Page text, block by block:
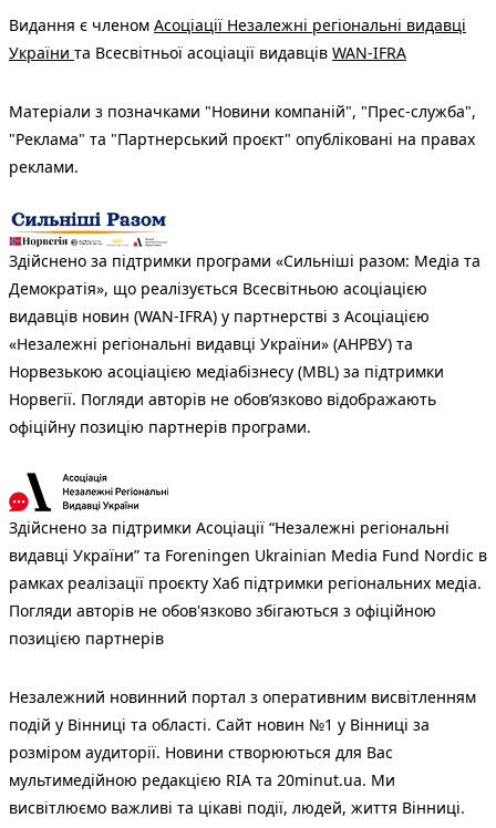
Видання є членом Асоціації Незалежні регіональні видавці
України та Всесвітньої асоціації видавців WAN-IFRA
Матеріали з позначками "Новини компаній", "Прес-служба",
"Реклама" та "Партнерський проєкт" опубліковані на правах
реклами.
Здійснено за підтримки програми «Сильніші разом: Медіа та
Демократія», що реалізується Всесвітньою асоціацією
видавців новин (WAN-IFRA) у партнерстві з Асоціацією
«Незалежні регіональні видавці України» (АНРВУ) та
Норвезькою асоціацією медіабізнесу (MBL) за підтримки
Норвегії. Погляди авторів не обов’язково відображають
офіційну позицію партнерів програми.
Здійснено за підтримки Асоціації “Незалежні регіональні
видавці України” та Foreningen Ukrainian Media Fund Nordic в
рамках реалізації проєкту Хаб підтримки регіональних медіа.
Погляди авторів не обов'язково збігаються з офіційною
позицією партнерів
Незалежний новинний портал з оперативним висвітленням
подій у Вінниці та області. Сайт новин №1 у Вінниці за
розміром аудиторії. Новини створюються для Вас
мультимедійною редакцією RIA та 20minut.ua. Ми
висвітлюємо важливі та цікаві події, людей, життя Вінниці.